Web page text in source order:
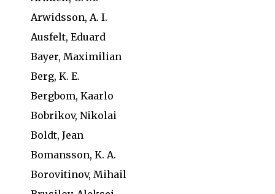
Arwidsson, A. I.
Ausfelt, Eduard
Bayer, Maximilian
Berg, K. E.
Bergbom, Kaarlo
Bobrikov, Nikolai
Boldt, Jean
Bomansson, K. A.
Borovitinov, Mihail